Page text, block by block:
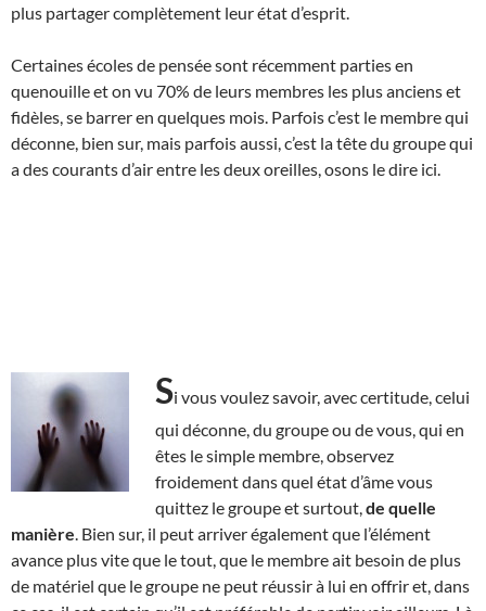
plus partager complètement leur état d’esprit.
Certaines écoles de pensée sont récemment parties en
quenouille et on vu 70% de leurs membres les plus anciens et
fidèles, se barrer en quelques mois. Parfois c’est le membre qui
déconne, bien sur, mais parfois aussi, c’est la tête du groupe qui
a des courants d’air entre les deux oreilles, osons le dire ici.
Si vous voulez savoir, avec certitude, celui
qui déconne, du groupe ou de vous, qui en
êtes le simple membre, observez
froidement dans quel état d’âme vous
quittez le groupe et surtout, de quelle
manière . Bien sur, il peut arriver également que l’élément
avance plus vite que le tout, que le membre ait besoin de plus
de matériel que le groupe ne peut réussir à lui en offrir et, dans